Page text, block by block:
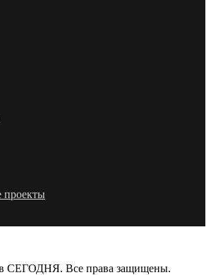
проекты
СЕГОДНЯ. Все права защищены.